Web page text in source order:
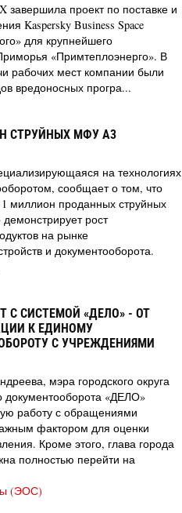
завершила проект по поставке и
Kaspersky Business Space
для крупнейшего
«Примтеплоэнерго». В
рабочих мест компании были
вредоносных програ...
СТРУЙНЫХ МФУ A3
на технологиях
сообщает о том, что
миллион проданных струйных
рост
на рынке
и документооборота.
С СИСТЕМОЙ «ДЕЛО» - ОТ
К ЕДИНОМУ
С УЧРЕЖДЕНИЯМИ
мэра городского округа
документооборота «ДЕЛО»
работу с обращениями
фактором для оценки
Кроме этого, глава города
полностью перейти на
(ЭОС)